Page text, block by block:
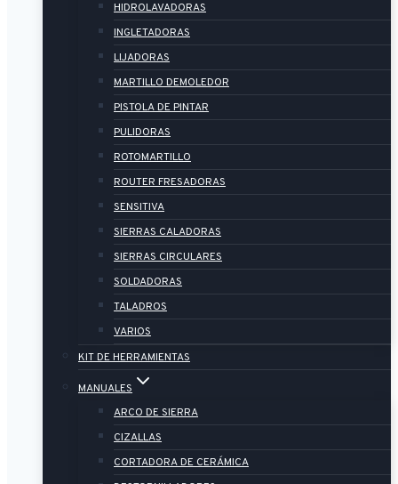
HIDROLAVADORAS
INGLETADORAS
LIJADORAS
MARTILLO DEMOLEDOR
PISTOLA DE PINTAR
PULIDORAS
ROTOMARTILLO
ROUTER FRESADORAS
SENSITIVA
SIERRAS CALADORAS
SIERRAS CIRCULARES
SOLDADORAS
TALADROS
VARIOS
KIT DE HERRAMIENTAS
MANUALES
ARCO DE SIERRA
CIZALLAS
CORTADORA DE CERÁMICA